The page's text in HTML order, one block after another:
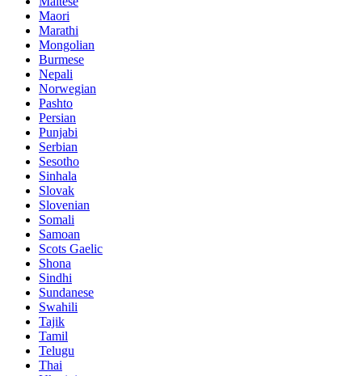
Maori
Marathi
Mongolian
Burmese
Nepali
Norwegian
Pashto
Persian
Punjabi
Serbian
Sesotho
Sinhala
Slovak
Slovenian
Somali
Samoan
Scots Gaelic
Shona
Sindhi
Sundanese
Swahili
Tajik
Tamil
Telugu
Thai